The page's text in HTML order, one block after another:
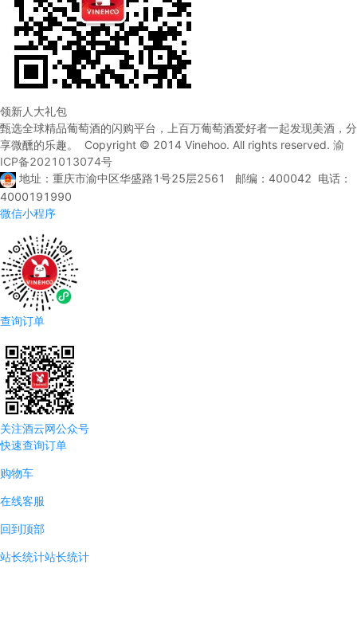
领新人大礼包
甄选全球精品葡萄酒的闪购平台，上百万葡萄酒爱好者一起发现美酒，分
享微醺的乐趣。 Copyright © 2014 Vinehoo. All rights reserved. 渝
ICP备2021013074号
地址：重庆市渝中区华盛路1号25层2561 邮编：400042 电话：
4000191990
微信小程序
查询订单
关注酒云网公众号
快速查询订单
购物车
在线客服
回到顶部
站长统计站长统计